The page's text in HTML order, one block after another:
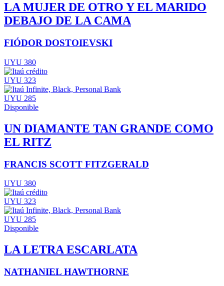
LA MUJER DE OTRO Y EL MARIDO
DEBAJO DE LA CAMA
FIÓDOR DOSTOIEVSKI
UYU 380
UYU 323
UYU 285
Disponible
UN DIAMANTE TAN GRANDE COMO
EL RITZ
FRANCIS SCOTT FITZGERALD
UYU 380
UYU 323
UYU 285
Disponible
LA LETRA ESCARLATA
NATHANIEL HAWTHORNE